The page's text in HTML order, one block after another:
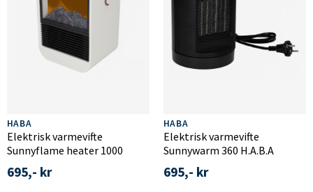
HABA
Elektrisk varmevifte
Sunnyflame heater 1000
695,- kr
HABA
Elektrisk varmevifte
Sunnywarm 360 H.A.B.A
695,- kr